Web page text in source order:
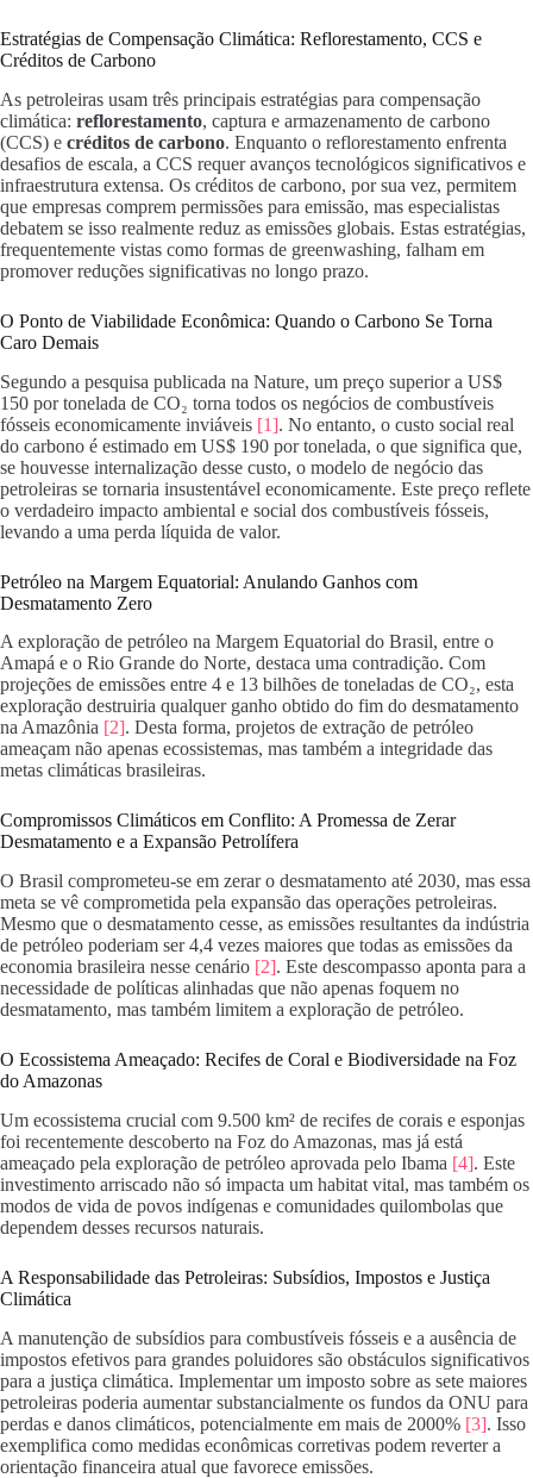
Estratégias de Compensação Climática: Reflorestamento, CCS e
Créditos de Carbono
As petroleiras usam três principais estratégias para compensação
climática: reflorestamento, captura e armazenamento de carbono
(CCS) e créditos de carbono. Enquanto o reflorestamento enfrenta
desafios de escala, a CCS requer avanços tecnológicos significativos e
infraestrutura extensa. Os créditos de carbono, por sua vez, permitem
que empresas comprem permissões para emissão, mas especialistas
debatem se isso realmente reduz as emissões globais. Estas estratégias,
frequentemente vistas como formas de greenwashing, falham em
promover reduções significativas no longo prazo.
O Ponto de Viabilidade Econômica: Quando o Carbono Se Torna
Caro Demais
Segundo a pesquisa publicada na Nature, um preço superior a US$
150 por tonelada de CO₂ torna todos os negócios de combustíveis
fósseis economicamente inviáveis [1]. No entanto, o custo social real
do carbono é estimado em US$ 190 por tonelada, o que significa que,
se houvesse internalização desse custo, o modelo de negócio das
petroleiras se tornaria insustentável economicamente. Este preço reflete
o verdadeiro impacto ambiental e social dos combustíveis fósseis,
levando a uma perda líquida de valor.
Petróleo na Margem Equatorial: Anulando Ganhos com
Desmatamento Zero
A exploração de petróleo na Margem Equatorial do Brasil, entre o
Amapá e o Rio Grande do Norte, destaca uma contradição. Com
projeções de emissões entre 4 e 13 bilhões de toneladas de CO₂, esta
exploração destruiria qualquer ganho obtido do fim do desmatamento
na Amazônia [2]. Desta forma, projetos de extração de petróleo
ameaçam não apenas ecossistemas, mas também a integridade das
metas climáticas brasileiras.
Compromissos Climáticos em Conflito: A Promessa de Zerar
Desmatamento e a Expansão Petrolífera
O Brasil comprometeu-se em zerar o desmatamento até 2030, mas essa
meta se vê comprometida pela expansão das operações petroleiras.
Mesmo que o desmatamento cesse, as emissões resultantes da indústria
de petróleo poderiam ser 4,4 vezes maiores que todas as emissões da
economia brasileira nesse cenário [2]. Este descompasso aponta para a
necessidade de políticas alinhadas que não apenas foquem no
desmatamento, mas também limitem a exploração de petróleo.
O Ecossistema Ameaçado: Recifes de Coral e Biodiversidade na Foz
do Amazonas
Um ecossistema crucial com 9.500 km² de recifes de corais e esponjas
foi recentemente descoberto na Foz do Amazonas, mas já está
ameaçado pela exploração de petróleo aprovada pelo Ibama [4]. Este
investimento arriscado não só impacta um habitat vital, mas também os
modos de vida de povos indígenas e comunidades quilombolas que
dependem desses recursos naturais.
A Responsabilidade das Petroleiras: Subsídios, Impostos e Justiça
Climática
A manutenção de subsídios para combustíveis fósseis e a ausência de
impostos efetivos para grandes poluidores são obstáculos significativos
para a justiça climática. Implementar um imposto sobre as sete maiores
petroleiras poderia aumentar substancialmente os fundos da ONU para
perdas e danos climáticos, potencialmente em mais de 2000% [3]. Isso
exemplifica como medidas econômicas corretivas podem reverter a
orientação financeira atual que favorece emissões.